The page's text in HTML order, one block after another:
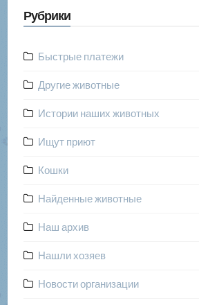
Рубрики
Быстрые платежи
Другие животные
Истории наших животных
Ищут приют
Кошки
Найденные животные
Наш архив
Нашли хозяев
Новости организации